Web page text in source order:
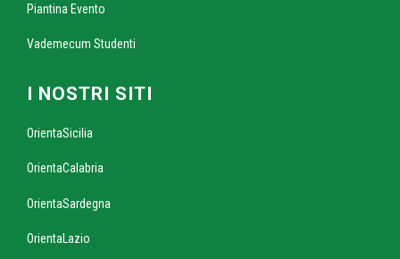
Piantina Evento
Vademecum Studenti
I NOSTRI SITI
OrientaSicilia
OrientaCalabria
OrientaSardegna
OrientaLazio